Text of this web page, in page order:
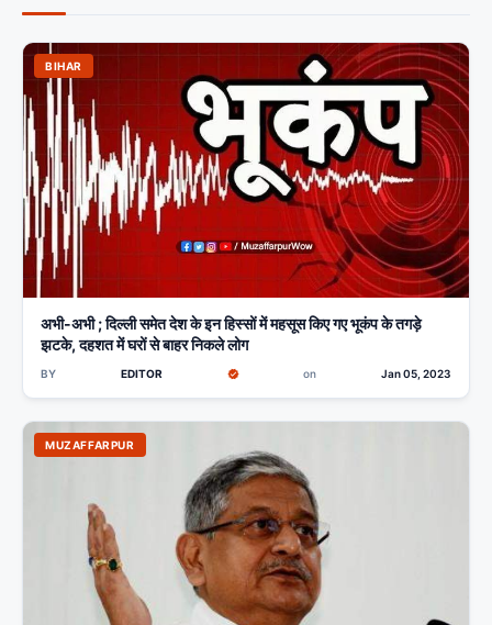
BIHAR
अभी-अभी ; दिल्ली समेत देश के इन हिस्सों में महसूस किए गए भूकंप के तगड़े
झटके, दहशत में घरों से बाहर निकले लोग
BY EDITOR on Jan 05, 2023
MUZAFFARPUR